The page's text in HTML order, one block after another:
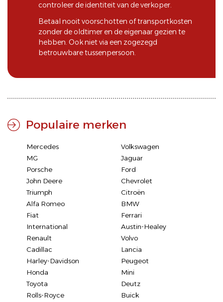
controleer de identiteit van de verkoper.
Betaal nooit voorschotten of transportkosten
zonder de oldtimer en de eigenaar gezien te
hebben. Ook niet via een zogezegd
betrouwbare tussenpersoon.
Populaire merken
Mercedes
Volkswagen
MG
Jaguar
Porsche
Ford
John Deere
Chevrolet
Triumph
Citroën
Alfa Romeo
BMW
Fiat
Ferrari
International
Austin-Healey
Renault
Volvo
Cadillac
Lancia
Harley-Davidson
Peugeot
Honda
Mini
Toyota
Deutz
Rolls-Royce
Buick